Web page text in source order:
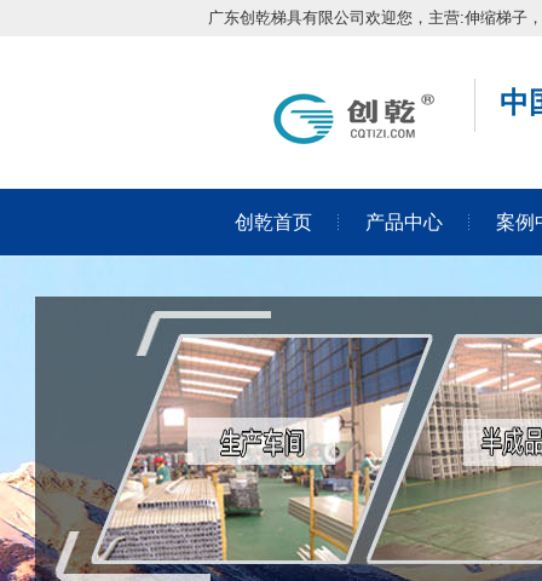
广东创乾梯具有限公司欢迎您，主营:伸缩梯子
中
创乾首页 产品中心 案例